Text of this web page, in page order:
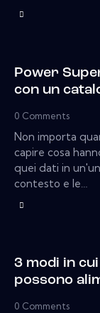
Power
con un
0 Comments
Non importa
capire cosa
quei dati in
contesto e le…
3 modi in
possono
0 Comments